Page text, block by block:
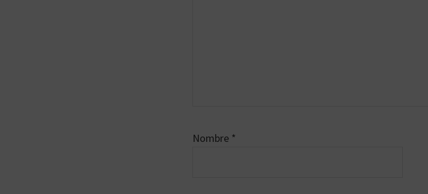
Nombre *